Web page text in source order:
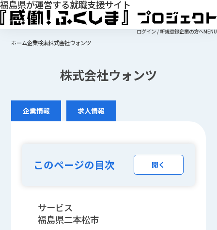
福島県が運営する就職支援サイト
ログイン / 新規登録企業の方へMENU
ホーム企業検索株式会社ウォンツ
株式会社ウォンツ
企業情報 求人情報
このページの目次 開く
サービス
福島県二本松市